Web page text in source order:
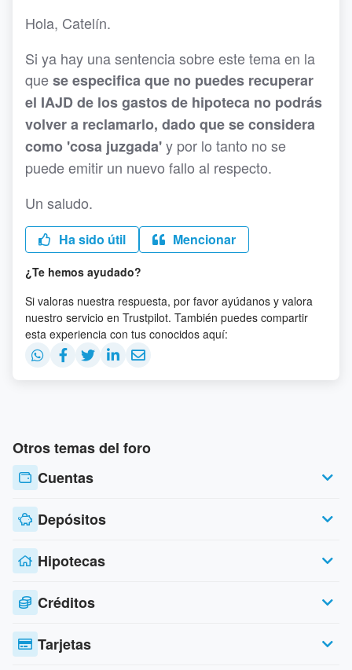
Hola, Catelín.
Si ya hay una sentencia sobre este tema en la
quese especifica que no puedes recuperar
el IAJD de los gastos de hipoteca no podrás
volver a reclamarlo, dado que se considera
como 'cosa juzgada'y por lo tanto no se
puede emitir un nuevo fallo al respecto.
Un saludo.
Ha sido útil Mencionar
¿Te hemos ayudado?
Si valoras nuestra respuesta, por favor ayúdanos y valora
nuestro servicio en Trustpilot. También puedes compartir
esta experiencia con tus conocidos aquí:
Otros temas del foro
Cuentas
Depósitos
Hipotecas
Créditos
Tarjetas